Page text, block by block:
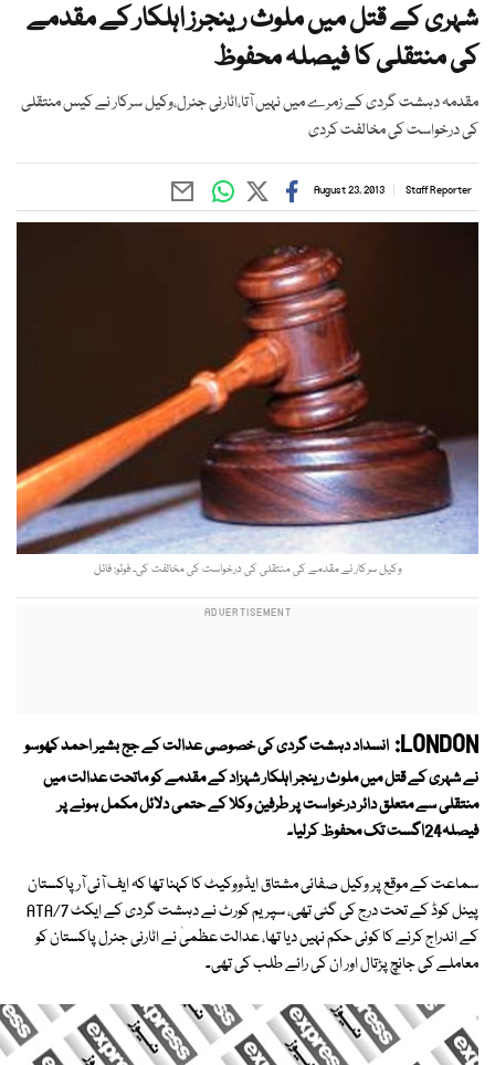
شہری کے قتل میں ملوث رینجرز اہلکار کے مقدمے
کی منتقلی کا فیصلہ محفوظ
مقدمہ دہشت گردی کے زمرے میں نہیں آتا،اٹارنی جنرل،وکیل سرکار نے کیس منتقلی
کی درخواست کی مخالفت کردی
Staff Reporter
August 23, 2013
وکیل سرکار نے مقدمے کی منتقلی کی درخواست کی مخالفت کی۔ فوٹو: فائل
LONDON: انسداد دہشت گردی کی خصوصی عدالت کے جج بشیر احمد کھوسو
نے شہری کے قتل میں ملوث رینجر اہلکار شہزاد کے مقدمے کو ماتحت عدالت میں
منتقلی سے متعلق دائر درخواست پر طرفین وکلا کے حتمی دلائل مکمل ہونے پر
فیصلہ24اگست تک محفوظ کرلیا۔
سماعت کے موقع پر وکیل صفائی مشتاق ایڈووکیٹ کا کہنا تھا کہ ایف آئی آر پاکستان
پینل کوڈ کے تحت درج کی گئی تھی، سپریم کورٹ نے دہشت گردی کے ایکٹ 7/ATA
کے اندراج کرنے کا کوئی حکم نہیں دیا تھا، عدالت عظمیٰ نے اٹارنی جنرل پاکستان کو
معاملے کی جانچ پڑتال اور ان کی رائے طلب کی تھی۔